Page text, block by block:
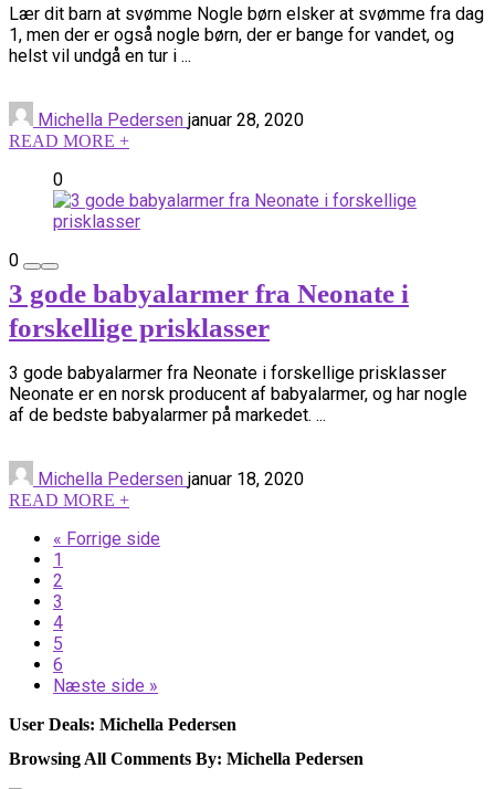
Lær dit barn at svømme Nogle børn elsker at svømme fra dag
1, men der er også nogle børn, der er bange for vandet, og
helst vil undgå en tur i ...
Michella Pedersen januar 28, 2020
READ MORE +
0
0
3 gode babyalarmer fra Neonate i
forskellige prisklasser
3 gode babyalarmer fra Neonate i forskellige prisklasser
Neonate er en norsk producent af babyalarmer, og har nogle
af de bedste babyalarmer på markedet. ...
Michella Pedersen januar 18, 2020
READ MORE +
« Forrige side
1
2
3
4
5
6
Næste side »
User Deals: Michella Pedersen
Browsing All Comments By: Michella Pedersen